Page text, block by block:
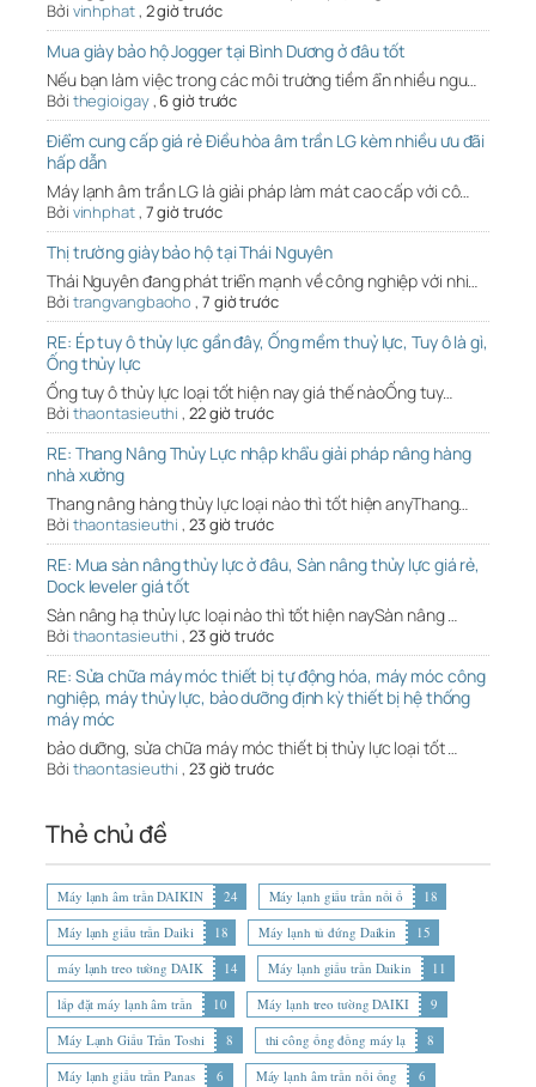
Bởi vinhphat, 2 giờ trước
Mua giày bảo hộ Jogger tại Bình Dương ở đâu tốt
Nếu bạn làm việc trong các môi trường tiềm ẩn nhiều ngu…
Bởi thegioigay, 6 giờ trước
Điểm cung cấp giá rẻ Điều hòa âm trần LG kèm nhiều ưu đãi
hấp dẫn
Máy lạnh âm trần LG là giải pháp làm mát cao cấp với cô…
Bởi vinhphat, 7 giờ trước
Thị trường giày bảo hộ tại Thái Nguyên
Thái Nguyên đang phát triển mạnh về công nghiệp với nhi…
Bởi trangvangbaoho , 7 giờ trước
RE: Ép tuy ô thủy lực gần đây, Ống mềm thuỷ lực, Tuy ô là gì,
Ống thủy lực
Ống tuy ô thủy lực loại tốt hiện nay giá thế nàoỐng tuy…
Bởi thaontasieuthi , 22 giờ trước
RE: Thang Nâng Thủy Lực nhập khẩu giải pháp nâng hàng
nhà xưởng
Thang nâng hàng thủy lực loại nào thì tốt hiện anyThang…
Bởi thaontasieuthi , 23 giờ trước
RE: Mua sàn nâng thủy lực ở đâu, Sàn nâng thủy lực giá rẻ,
Dock leveler giá tốt
Sàn nâng hạ thủy lực loại nào thì tốt hiện naySàn nâng …
Bởi thaontasieuthi , 23 giờ trước
RE: Sửa chữa máy móc thiết bị tự động hóa, máy móc công
nghiệp, máy thủy lực, bảo dưỡng định kỳ thiết bị hệ thống
máy móc
bảo dưỡng, sửa chữa máy móc thiết bị thủy lực loại tốt …
Bởi thaontasieuthi , 23 giờ trước
Thẻ chủ đề
Máy lạnh âm trần DAIKIN 24 Máy lạnh giấu trần nối ố
18
Máy lạnh giấu trần Daiki
18 Máy lạnh tủ đứng Daikin
15
máy lạnh treo tường DAIK
14 Máy lạnh giấu trần Daikin
11
lắp đặt máy lạnh âm trần
10 Máy lạnh treo tường DAIKI
9
Máy Lạnh Giấu Trần Toshi
8 thi công ống đồng máy lạ
8
Máy lạnh giấu trần Panas
6 Máy lạnh âm trần nối ống
6